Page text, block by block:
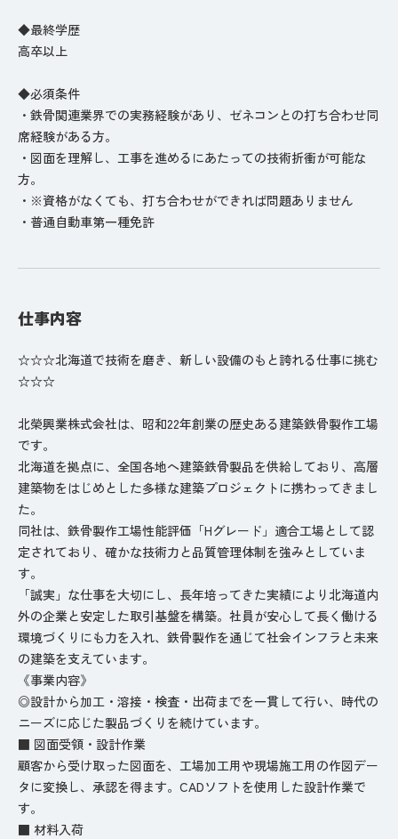
◆最終学歴
高卒以上
◆必須条件
・鉄骨関連業界での実務経験があり、ゼネコンとの打ち合わせ同
席経験がある方。
・図面を理解し、工事を進めるにあたっての技術折衝が可能な
方。
・※資格がなくても、打ち合わせができれば問題ありません
・普通自動車第一種免許
仕事内容
☆☆☆北海道で技術を磨き、新しい設備のもと誇れる仕事に挑む
☆☆☆
北榮興業株式会社は、昭和22年創業の歴史ある建築鉄骨製作工場
です。
北海道を拠点に、全国各地へ建築鉄骨製品を供給しており、高層
建築物をはじめとした多様な建築プロジェクトに携わってきまし
た。
同社は、鉄骨製作工場性能評価「Hグレード」適合工場として認
定されており、確かな技術力と品質管理体制を強みとしていま
す。
「誠実」な仕事を大切にし、長年培ってきた実績により北海道内
外の企業と安定した取引基盤を構築。社員が安心して長く働ける
環境づくりにも力を入れ、鉄骨製作を通じて社会インフラと未来
の建築を支えています。
《事業内容》
◎設計から加工・溶接・検査・出荷までを一貫して行い、時代の
ニーズに応じた製品づくりを続けています。
■ 図面受領・設計作業
顧客から受け取った図面を、工場加工用や現場施工用の作図デー
タに変換し、承認を得ます。CADソフトを使用した設計作業で
す。
■ 材料入荷